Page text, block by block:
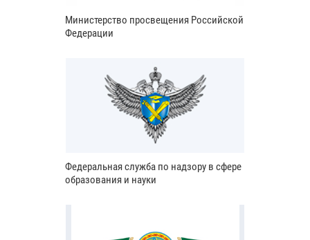
Министерство просвещения Российской
Федерации
Федеральная служба по надзору в сфере
образования и науки